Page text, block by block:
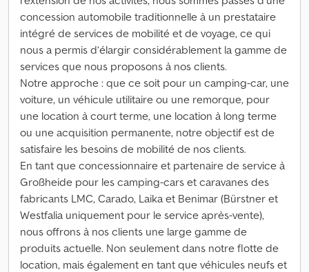
concession automobile traditionnelle à un prestataire
intégré de services de mobilité et de voyage, ce qui
nous a permis d’élargir considérablement la gamme de
services que nous proposons à nos clients.
Notre approche : que ce soit pour un camping-car, une
voiture, un véhicule utilitaire ou une remorque, pour
une location à court terme, une location à long terme
ou une acquisition permanente, notre objectif est de
satisfaire les besoins de mobilité de nos clients.
En tant que concessionnaire et partenaire de service à
Großheide pour les camping-cars et caravanes des
fabricants LMC, Carado, Laika et Benimar (Bürstner et
Westfalia uniquement pour le service après-vente),
nous offrons à nos clients une large gamme de
produits actuelle. Non seulement dans notre flotte de
location, mais également en tant que véhicules neufs et